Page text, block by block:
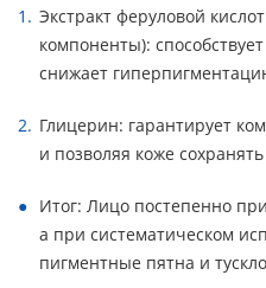
Экстракт феруловой
компоненты):
снижает
Глицерин: гарантирует
и позволяя коже сохранять
Итог: Лицо постепенно
а при систематическом
пигментные пятна и